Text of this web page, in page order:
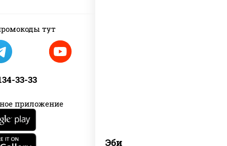
тут
33-33
приложение
Эби